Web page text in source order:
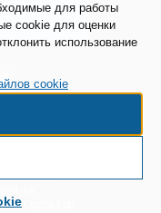
сайта
Digital Lab
для работы
cookie для оценки
использование
cookie